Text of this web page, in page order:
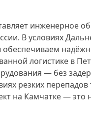
инженерное
В условиях
логистике в
— без
резких
на Камчатке — это